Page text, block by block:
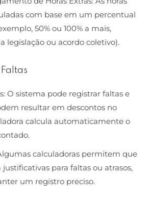
com base em um percentual
50% ou 100% a mais,
legislação ou acordo coletivo).
O sistema pode registrar faltas e
resultar em descontos no
calcula automaticamente o
calculadoras permitem que
justificativas para faltas ou atrasos,
um registro preciso.